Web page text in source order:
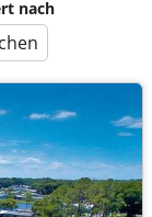
nach